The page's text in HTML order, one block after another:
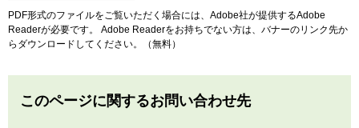
PDF形式のファイルをご覧いただく場合には、Adobe社が提供するAdobe
Readerが必要です。
Adobe Readerをお持ちでない方は、バナーのリンク先か
らダウンロードしてください。（無料）
このページに関するお問い合わせ先